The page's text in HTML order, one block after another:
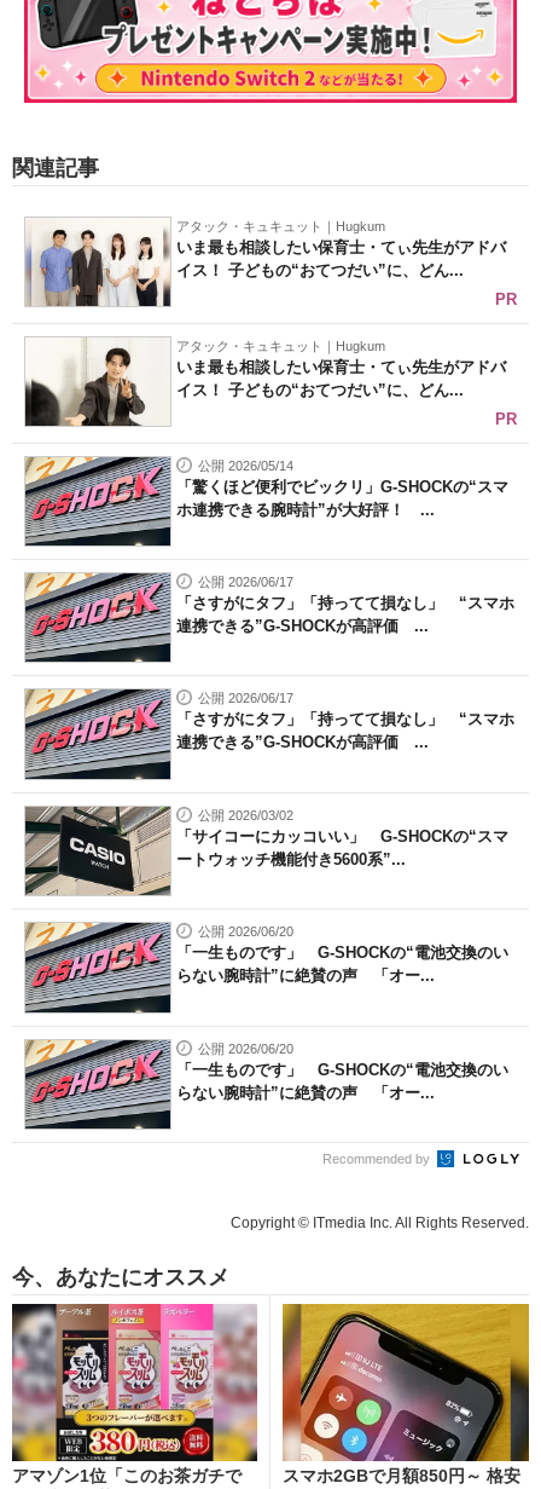
関連記事
アタック・キュキュット｜Hugkum
いま最も相談したい保育士・てぃ先生がアドバ
イス！ 子どもの“おてつだい”に、どん...
PR
アタック・キュキュット｜Hugkum
いま最も相談したい保育士・てぃ先生がアドバ
イス！ 子どもの“おてつだい”に、どん...
PR
公開 2026/05/14
「驚くほど便利でビックリ」G-SHOCKの“スマ
ホ連携できる腕時計”が大好評！ ...
公開 2026/06/17
「さすがにタフ」「持ってて損なし」 “スマホ
連携できる”G-SHOCKが高評価 ...
公開 2026/06/17
「さすがにタフ」「持ってて損なし」 “スマホ
連携できる”G-SHOCKが高評価 ...
公開 2026/03/02
「サイコーにカッコいい」 G-SHOCKの“スマ
ートウォッチ機能付き5600系”...
公開 2026/06/20
「一生ものです」 G-SHOCKの“電池交換のい
らない腕時計”に絶賛の声 「オー...
公開 2026/06/20
「一生ものです」 G-SHOCKの“電池交換のい
らない腕時計”に絶賛の声 「オー...
Recommended by
Copyright © ITmedia Inc. All Rights Reserved.
今、あなたにオススメ
アマゾン1位「このお茶ガチで
スマホ2GBで月額850円～ 格安